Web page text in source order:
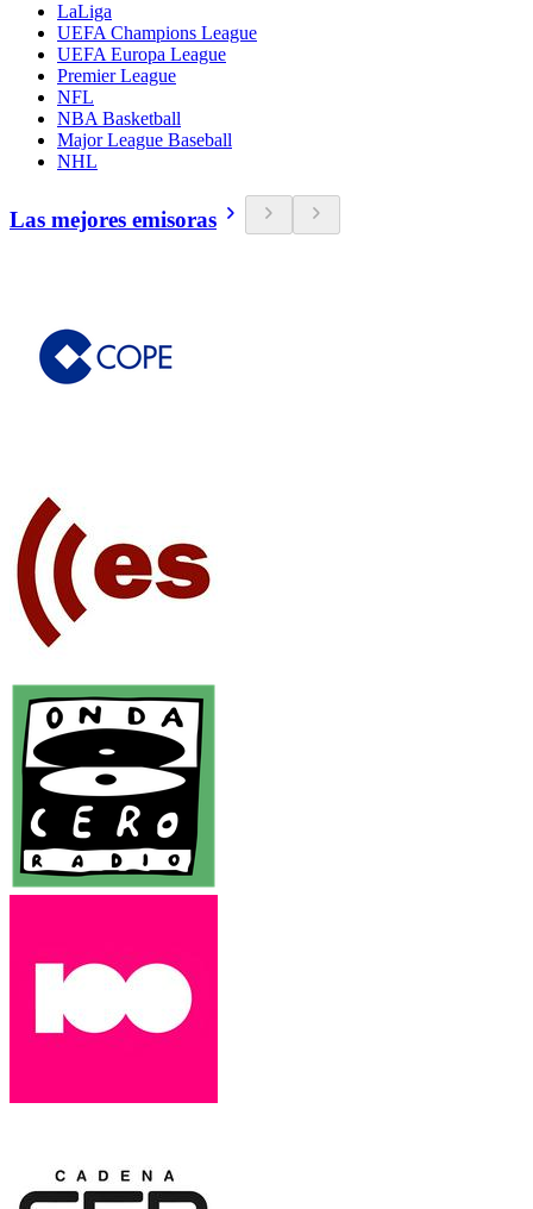
LaLiga
UEFA Champions League
UEFA Europa League
Premier League
NFL
NBA Basketball
Major League Baseball
NHL
Las mejores emisoras